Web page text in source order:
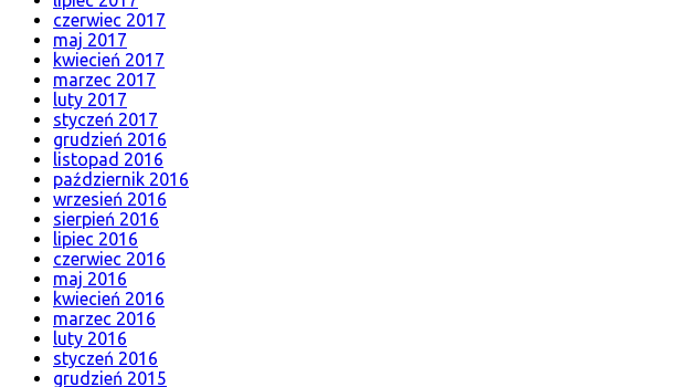
czerwiec 2017
maj 2017
kwiecień 2017
marzec 2017
luty 2017
styczeń 2017
grudzień 2016
listopad 2016
październik 2016
wrzesień 2016
sierpień 2016
lipiec 2016
czerwiec 2016
maj 2016
kwiecień 2016
marzec 2016
luty 2016
styczeń 2016
grudzień 2015